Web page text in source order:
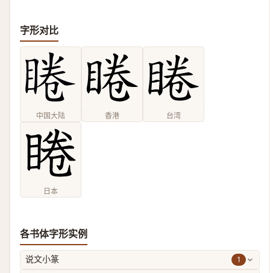
字形对比
中国大陆 香港 台湾
日本
各书体字形实例
说文小篆 1